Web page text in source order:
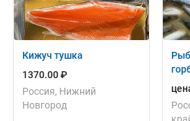
Кижуч тушка
1370.00 ₽
Россия, Нижний
Новгород